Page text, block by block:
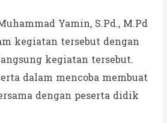
Yamin, S.Pd., M.Pd
kegiatan tersebut dengan
kegiatan tersebut.
dalam mencoba membuat
dengan peserta didik